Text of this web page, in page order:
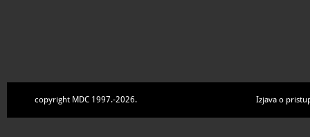
copyright MDC 1997.-2026. Izjava o